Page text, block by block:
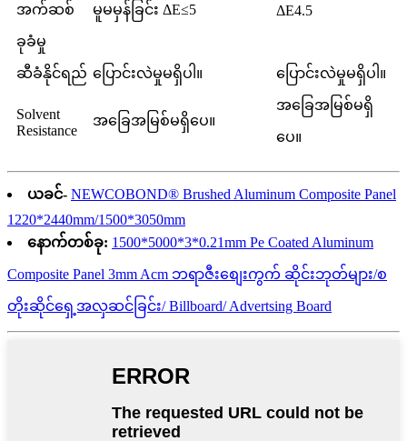
အက်ဆစ်
ခုခံမှု
မူမမှန်ခြင်း ΔE≤5 ΔE4.5
ဆီခံနိုင်ရည် ပြောင်းလဲမှုမရှိပါ။ ပြောင်းလဲမှုမရှိပါ။
Solvent
Resistance
အခြေအမြစ်မရှိပေ။
အခြေအမြစ်မရှိ
ပေ။
ယခင်- NEWCOBOND® Brushed Aluminum Composite Panel
1220*2440mm/1500*3050mm
နောက်တစ်ခု: 1500*5000*3*0.21mm Pe Coated Aluminum
Composite Panel 3mm Acm ဘရာဇီးစျေးကွက် ဆိုင်းဘုတ်များ/စ
တိုးဆိုင်ရှေ့အလှဆင်ခြင်း/ Billboard/ Advertsing Board